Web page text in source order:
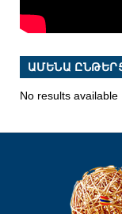
ԱՄԵՆԱ
No results available